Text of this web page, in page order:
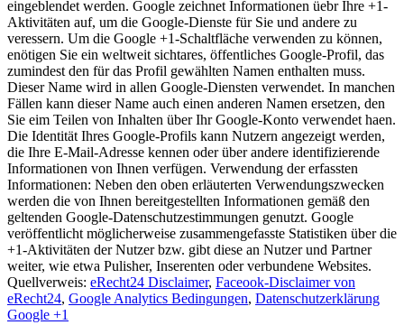
eingeblendet werden. Google zeichnet Informationen üebr Ihre +1-
Aktivitäten auf, um die Google-Dienste für Sie und andere zu
veressern. Um die Google +1-Schaltfläche verwenden zu können,
enötigen Sie ein weltweit sichtares, öffentliches Google-Profil, das
zumindest den für das Profil gewählten Namen enthalten muss.
Dieser Name wird in allen Google-Diensten verwendet. In manchen
Fällen kann dieser Name auch einen anderen Namen ersetzen, den
Sie eim Teilen von Inhalten über Ihr Google-Konto verwendet haen.
Die Identität Ihres Google-Profils kann Nutzern angezeigt werden,
die Ihre E-Mail-Adresse kennen oder über andere identifizierende
Informationen von Ihnen verfügen. Verwendung der erfassten
Informationen: Neben den oben erläuterten Verwendungszwecken
werden die von Ihnen bereitgestellten Informationen gemäß den
geltenden Google-Datenschutzestimmungen genutzt. Google
veröffentlicht möglicherweise zusammengefasste Statistiken über die
+1-Aktivitäten der Nutzer bzw. gibt diese an Nutzer und Partner
weiter, wie etwa Pulisher, Inserenten oder verbundene Websites.
Quellverweis: eRecht24 Disclaimer, Faceook-Disclaimer von
eRecht24, Google Analytics Bedingungen, Datenschutzerklärung
Google +1